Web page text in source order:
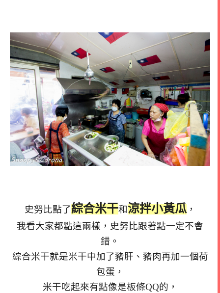
史努比點了綜合米干和涼拌小黃瓜，
我看大家都點這兩樣，史努比跟著點一定不會
錯。
綜合米干就是米干中加了豬肝、豬肉再加一個荷
包蛋，
米干吃起來有點像是板條QQ的，